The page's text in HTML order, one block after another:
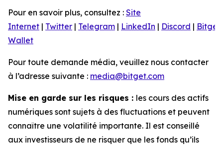
Pour en savoir plus, consultez : Site
Internet | Twitter | Telegram | LinkedIn | Discord | Bitget
Wallet
Pour toute demande média, veuillez nous contacter
à l’adresse suivante : media@bitget.com
Mise en garde sur les risques : les cours des actifs
numériques sont sujets à des fluctuations et peuvent
connaître une volatilité importante. Il est conseillé
aux investisseurs de ne risquer que les fonds qu’ils